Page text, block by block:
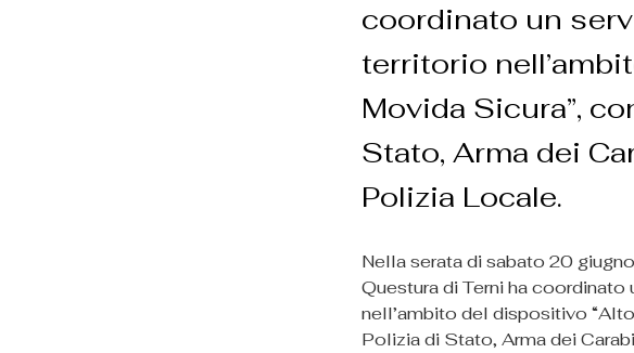
coordinato un
territorio
Movida Sicura”,
Stato, Arma dei
Polizia Locale.
Nella serata di sabato 20
Questura di Terni ha
nell’ambito del dispositivo
Polizia di Stato, Arma dei